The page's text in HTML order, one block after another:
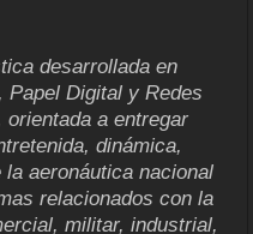
desarrollada en
Papel Digital y Redes
a entregar
dinámica,
aeronáutica nacional
relacionados con la
militar, industrial,